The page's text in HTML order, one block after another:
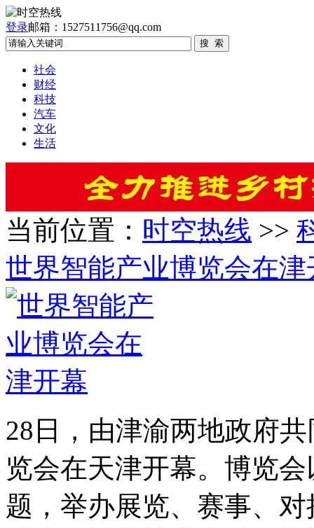
登录邮箱：1527511756@qq.com
社会
财经
科技
汽车
文化
生活
当前位置： 时空热线 >>
世界智能产业博览会在津
28日，由津渝两地政府
览会在天津开幕。博览
题，举办展览、赛事、